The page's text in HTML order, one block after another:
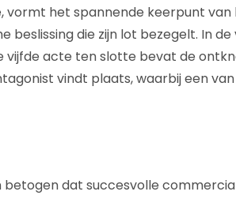
vormt het spannende keerpunt
beslissing die zijn lot bezegelt. In
vijfde acte ten slotte bevat de
vindt plaats, waarbij een
dat succesvolle